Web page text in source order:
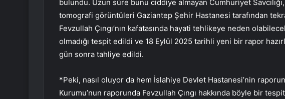
bulundu. Uzun süre bunu ciddiye almayan Cumhuriyet
tomografi görüntüleri Gaziantep Şehir Hastanesi tarafından
Fevzullah Çıngı’nın kafatasında hayati tehlikeye neden
olmadığı tespit edildi ve 18 Eylül 2025 tarihli yeni bir rapor
gün sonra tahliye edildi.
*Peki, nasıl oluyor da hem İslahiye Devlet Hastanesi’nin
Kurumu’nun raporunda Fevzullah Çıngı hakkında böyle bir